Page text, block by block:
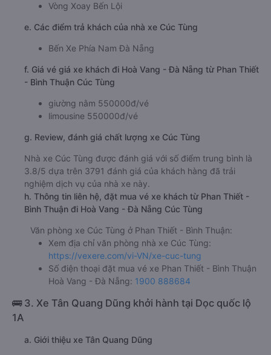
Vòng Xoay Bến Lội
e. Các điểm trả khách của nhà xe Cúc Tùng
Bến Xe Phía Nam Đà Nẵng
f. Giá vé giá xe khách đi Hoà Vang - Đà Nẵng từ Phan Thiết
- Bình Thuận Cúc Tùng
giường nằm 550000đ/vé
limousine 550000đ/vé
g. Review, đánh giá chất lượng xe Cúc Tùng
Nhà xe Cúc Tùng được đánh giá với số điểm trung bình là
3.8/5 dựa trên 3791 đánh giá của khách hàng đã trải
nghiệm dịch vụ của nhà xe này.
h. Thông tin liên hệ, đặt mua vé xe khách từ Phan Thiết -
Bình Thuận đi Hoà Vang - Đà Nẵng Cúc Tùng
Văn phòng xe Cúc Tùng ở Phan Thiết - Bình Thuận:
Xem địa chỉ văn phòng nhà xe Cúc Tùng:
https://vexere.com/vi-VN/xe-cuc-tung
Số điện thoại đặt mua vé xe Phan Thiết - Bình Thuận
Hoà Vang - Đà Nẵng: 1900 888684
🚌 3. Xe Tân Quang Dũng khởi hành tại Dọc quốc lộ
1A
a. Giới thiệu xe Tân Quang Dũng